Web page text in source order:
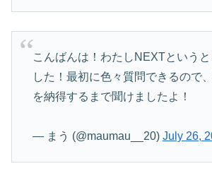
こんばんは！わたしNEXTという
した！最初に色々質問できるので
を納得するまで聞けましたよ！
— まう (@maumau__20) July 26,